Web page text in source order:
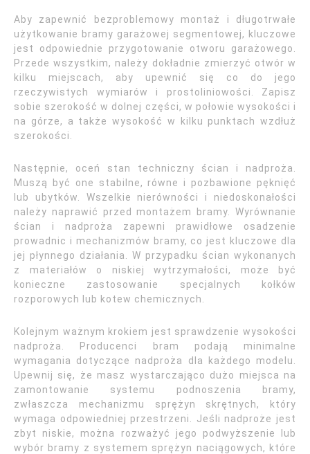
Aby zapewnić bezproblemowy montaż i długotrwałe
użytkowanie bramy garażowej segmentowej, kluczowe
jest odpowiednie przygotowanie otworu garażowego.
Przede wszystkim, należy dokładnie zmierzyć otwór w
kilku miejscach, aby upewnić się co do jego
rzeczywistych wymiarów i prostoliniowości. Zapisz
sobie szerokość w dolnej części, w połowie wysokości i
na górze, a także wysokość w kilku punktach wzdłuż
szerokości.
Następnie, oceń stan techniczny ścian i nadproża.
Muszą być one stabilne, równe i pozbawione pęknięć
lub ubytków. Wszelkie nierówności i niedoskonałości
należy naprawić przed montażem bramy. Wyrównanie
ścian i nadproża zapewni prawidłowe osadzenie
prowadnic i mechanizmów bramy, co jest kluczowe dla
jej płynnego działania. W przypadku ścian wykonanych
z materiałów o niskiej wytrzymałości, może być
konieczne zastosowanie specjalnych kołków
rozporowych lub kotew chemicznych.
Kolejnym ważnym krokiem jest sprawdzenie wysokości
nadproża. Producenci bram podają minimalne
wymagania dotyczące nadproża dla każdego modelu.
Upewnij się, że masz wystarczająco dużo miejsca na
zamontowanie systemu podnoszenia bramy,
zwłaszcza mechanizmu sprężyn skrętnych, który
wymaga odpowiedniej przestrzeni. Jeśli nadproże jest
zbyt niskie, można rozważyć jego podwyższenie lub
wybór bramy z systemem sprężyn naciągowych, które